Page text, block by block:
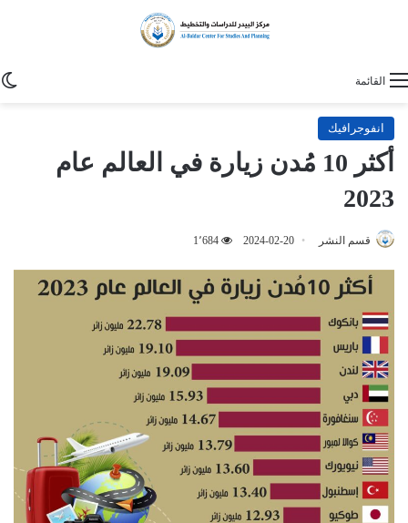
القائمة
انفوجرافيك
أكثر 10 مُدن زيارة في العالم عام
2023
قسم النشر 2024-02-20 1٬684